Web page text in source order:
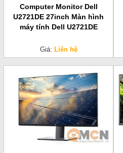
Computer Monitor Dell
U2721DE 27inch Màn hình
máy tính Dell U2721DE
Giá: Liên hệ